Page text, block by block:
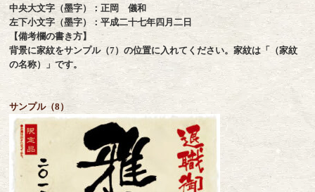
中央大文字（墨字）：正岡 儀和
左下小文字（墨字）：平成二十七年四月二日
【備考欄の書き方】
背景に家紋をサンプル（7）の位置に入れてください。家紋は「（家紋
の名称）」です。
サンプル（8）